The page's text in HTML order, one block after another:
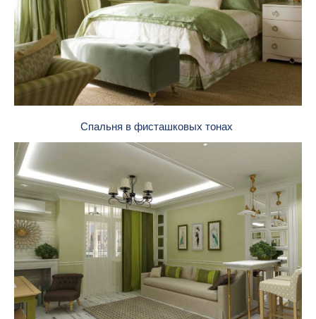
Спальня в фисташковых тонах